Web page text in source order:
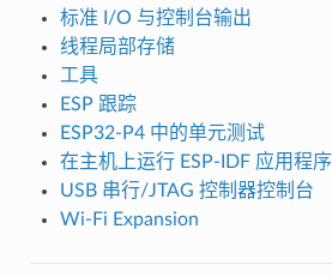
标准 I/O 与控制台输出
线程局部存储
工具
ESP 跟踪
ESP32-P4 中的单元测试
在主机上运行 ESP-IDF 应用程序
USB 串行/JTAG 控制器控制台
Wi-Fi Expansion